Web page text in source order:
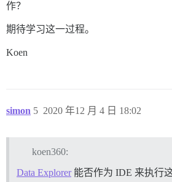
作？
期待学习这一过程。
Koen
simon 2020 年12 月 4 日 18:02
5
koen360:
Data Explorer能否作为 IDE 来执行